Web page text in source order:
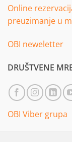
Online
preuzimanje u
OBI neweletter
DRUŠTVENE
OBI Viber grupa